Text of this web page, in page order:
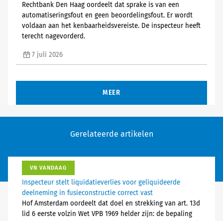
Rechtbank Den Haag oordeelt dat sprake is van een
automatiseringsfout en geen beoordelingsfout. Er wordt
voldaan aan het kenbaarheidsvereiste. De inspecteur heeft
terecht nagevorderd.
7 juli 2026
MEER
Gerelateerde artikelen
VN VANDAAG
Inspecteur stelt liquidatieverlies voor geliquideerde
deelneming in fusieconstructie correct vast
Hof Amsterdam oordeelt dat doel en strekking van art. 13d
lid 6 eerste volzin Wet VPB 1969 helder zijn: de bepaling